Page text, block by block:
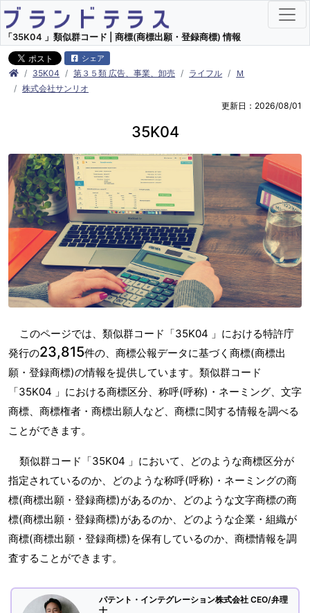
「35K04 」類似群コード | 商標(商標出願・登録商標) 情報
シェア
35K04 第３５類 広告、事業、卸売 ライフル
Ｍ
株式会社サンリオ
更新日：2026/08/01
35K04
このページでは、類似群コード「35K04 」における特許庁
発行の23,815件の、商標公報データに基づく商標(商標出
願・登録商標)の情報を提供しています。類似群コード
「35K04 」における商標区分、称呼(呼称)・ネーミング、文字
商標、商標権者・商標出願人など、商標に関する情報を調べる
ことができます。
類似群コード「35K04 」において、どのような商標区分が
指定されているのか、どのような称呼(呼称)・ネーミングの商
標(商標出願・登録商標)があるのか、どのような文字商標の商
標(商標出願・登録商標)があるのか、どのような企業・組織が
商標(商標出願・登録商標)を保有しているのか、商標情報を調
査することができます。
パテント・インテグレーション株式会社 CEO/弁理
士